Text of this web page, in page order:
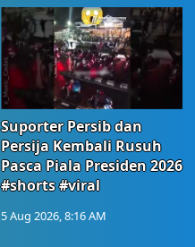
Suporter Persib dan
Persija Kembali Rusuh
Pasca Piala Presiden 2026
#shorts #viral
5 Aug 2026, 8:16 AM